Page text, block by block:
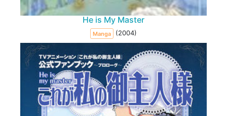
He is My Master
Manga (2004)